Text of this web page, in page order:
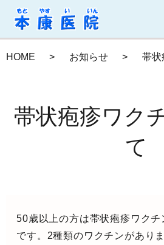
HOME お知らせ 帯状
帯状疱疹ワク
て
50歳以上の方は帯状疱疹ワク
です。2種類のワクチンがあり